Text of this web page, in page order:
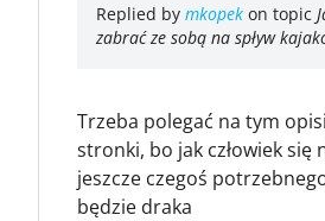
Replied by mkopek on topic
zabrać ze sobą na spływ
Trzeba polegać na tym
stronki, bo jak człowiek się
jeszcze czegoś
będzie draka